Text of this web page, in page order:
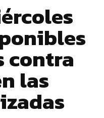
contra
las